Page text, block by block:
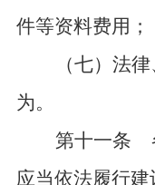
件等资料费用；
（七）法
为。
第十一条
应当依法履行